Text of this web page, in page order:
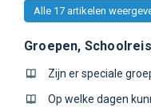
Alle 17 artikelen
Groepen,
Zijn er speciale
Op welke dagen